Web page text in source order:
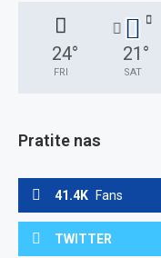
24°
FRI
21 °
SAT
Pratite nas
41.4K Fans
TWITTER